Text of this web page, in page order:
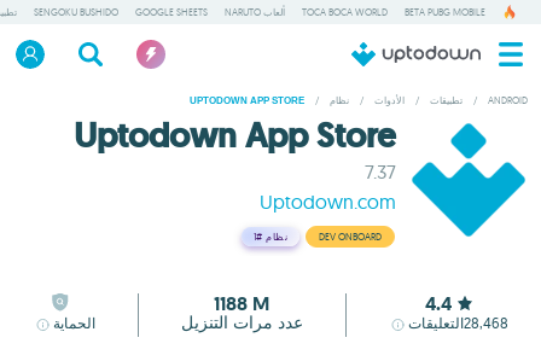
BETA PUBG MOBILE
TOCA BOCA WORLD ألعاب NARUTO GOOGLE SHEETS
SENGOKU BUSHIDO
ANDROID
/ تطبيقات / الأدوات / نظام /
UPTODOWN APP STORE
Uptodown App Store
7.37
Uptodown.com
DEV ONBOARD نظام #1
4.4
28,468التعليقات
1188 M
عدد مرات التنزيل الحماية